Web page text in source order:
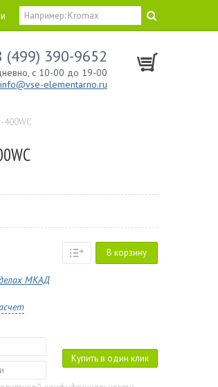
(499) 390-9652
с 10-00 до 19-00
info@vse-elementarno.ru
400WC
В корзину
МКАД
Купить в один клик